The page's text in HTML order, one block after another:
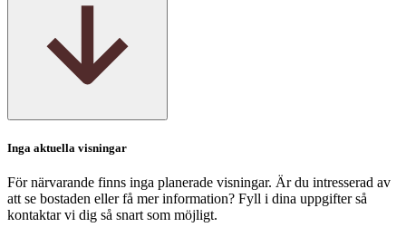
Inga aktuella visningar
För närvarande finns inga planerade visningar. Är du intresserad av
att se bostaden eller få mer information? Fyll i dina uppgifter så
kontaktar vi dig så snart som möjligt.